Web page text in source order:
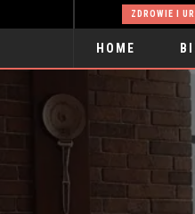
ZDROWIE I URODA
HOME